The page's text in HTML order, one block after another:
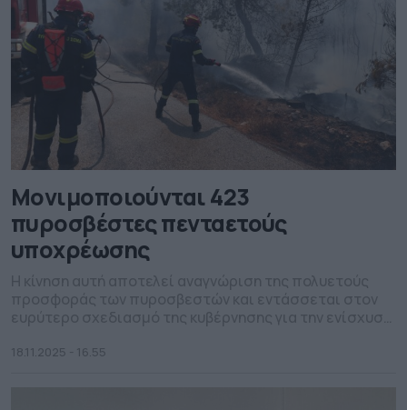
Μονιμοποιούνται 423
πυροσβέστες πενταετούς
υποχρέωσης
18.11.2025 - 16.55